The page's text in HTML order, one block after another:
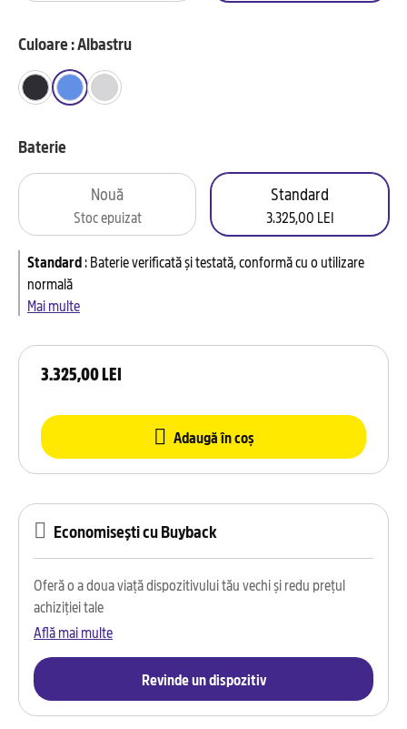
3.325,00 LEI
Adaugă în coș
Culoare : Albastru
Baterie
Nouă
Stoc epuizat
Standard
3.325,00 LEI
Standard:Baterie verificată și testată, conformă cu o utilizare
normală
Mai multe
Economisești cu Buyback
Oferă o a doua viață dispozitivului tău vechi și redu prețul
achiziției tale
Află mai multe
Revinde un dispozitiv